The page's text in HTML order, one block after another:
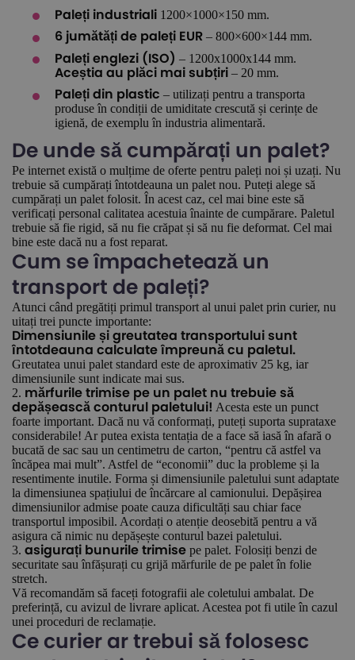
Paleți industriali 1200×1000×150 mm.
6 jumătăți de paleți EUR– 800×600×144 mm.
Paleți englezi (ISO)– 1200x1000x144 mm.
Aceștia au plăci mai subțiri– 20 mm.
Paleți din plastic– utilizați pentru a transporta
produse în condiții de umiditate crescută și cerințe de
igienă, de exemplu în industria alimentară.
De unde să cumpărați un palet?
Pe internet există o mulțime de oferte pentru paleți noi și uzați. Nu
trebuie să cumpărați întotdeauna un palet nou. Puteți alege să
cumpărați un palet folosit. În acest caz, cel mai bine este să
verificați personal calitatea acestuia înainte de cumpărare. Paletul
trebuie să fie rigid, să nu fie crăpat și să nu fie deformat. Cel mai
bine este dacă nu a fost reparat.
Cum se împachetează un
transport de paleți?
Atunci când pregătiți primul transport al unui palet prin curier, nu
uitați trei puncte importante:
Dimensiunile și greutatea transportului sunt
întotdeauna calculate împreună cu paletul.
Greutatea unui palet standard este de aproximativ 25 kg, iar
dimensiunile sunt indicate mai sus.
2. mărfurile trimise pe un palet nu trebuie să
depășească conturul paletului! Acesta este un punct
foarte important. Dacă nu vă conformați, puteți suporta suprataxe
considerabile! Ar putea exista tentația de a face să iasă în afară o
bucată de sac sau un centimetru de carton, “pentru că astfel va
încăpea mai mult”. Astfel de “economii” duc la probleme și la
resentimente inutile. Forma și dimensiunile paletului sunt adaptate
la dimensiunea spațiului de încărcare al camionului. Depășirea
dimensiunilor admise poate cauza dificultăți sau chiar face
transportul imposibil. Acordați o atenție deosebită pentru a vă
asigura că nimic nu depășește conturul bazei paletului.
3. asigurați bunurile trimise pe palet. Folosiți benzi de
securitate sau înfășurați cu grijă mărfurile de pe palet în folie
stretch.
Vă recomandăm să faceți fotografii ale coletului ambalat. De
preferință, cu avizul de livrare aplicat. Acestea pot fi utile în cazul
unei proceduri de reclamație.
Ce curier ar trebui să folosesc